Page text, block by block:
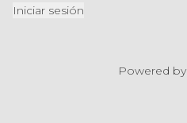
Iniciar sesión
Powered by